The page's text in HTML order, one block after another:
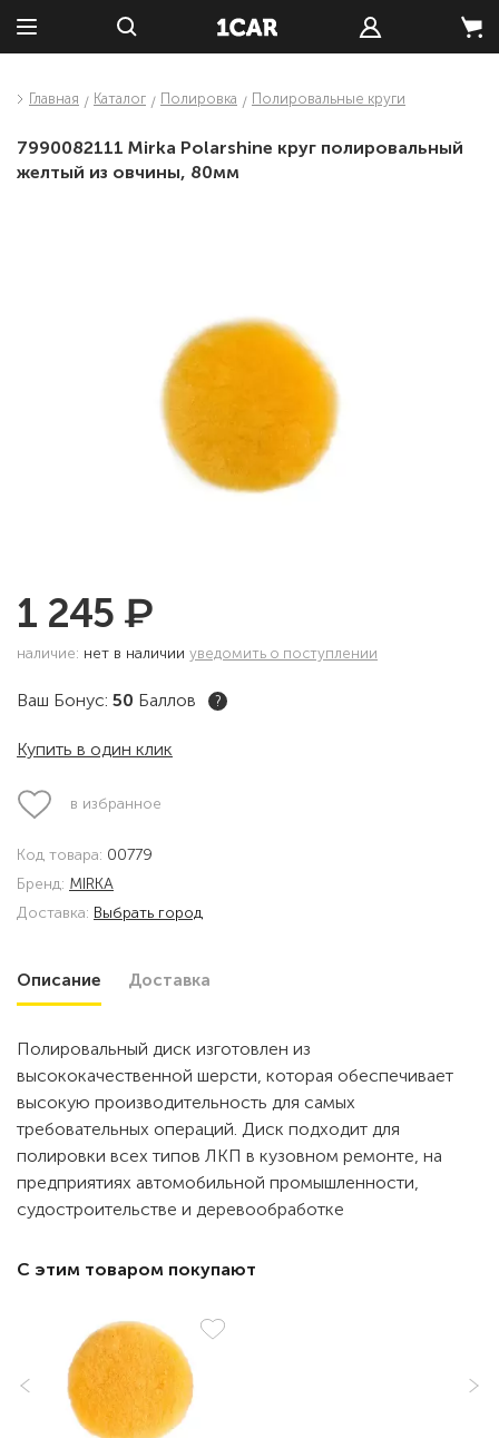
Главная Каталог Полировка Полировальные круги
7990082111 Mirka Polarshine круг полировальный
желтый из овчины, 80мм
1 245 ₽
наличие: нет в наличии уведомить о поступлении
Ваш Бонус: 50 Баллов ?
Купить в один клик
в избранное
Код товара: 00779
Бренд: MIRKA
Доставка: Выбрать город
Описание Доставка
Полировальный диск изготовлен из
высококачественной шерсти, которая обеспечивает
высокую производительность для самых
требовательных операций. Диск подходит для
полировки всех типов ЛКП в кузовном ремонте, на
предприятиях автомобильной промышленности,
судостроительстве и деревообработке
С этим товаром покупают